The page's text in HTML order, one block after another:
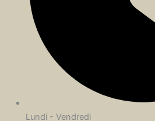
Lundi - Vendredi